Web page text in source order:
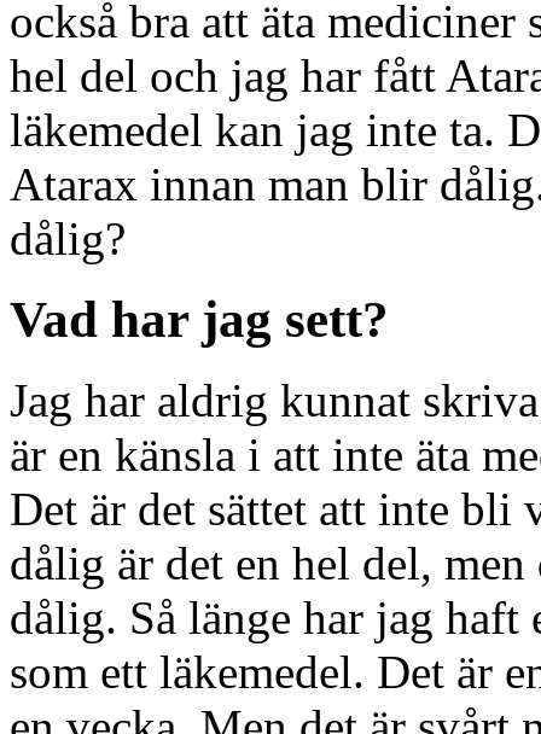
också bra att äta mediciner
hel del och jag har fått
läkemedel kan jag inte ta.
Atarax innan man blir
dålig?
Vad har jag sett?
Jag har aldrig kunnat
är en känsla i att inte äta
Det är det sättet att inte
dålig är det en hel del,
dålig. Så länge har jag
som ett läkemedel. Det är